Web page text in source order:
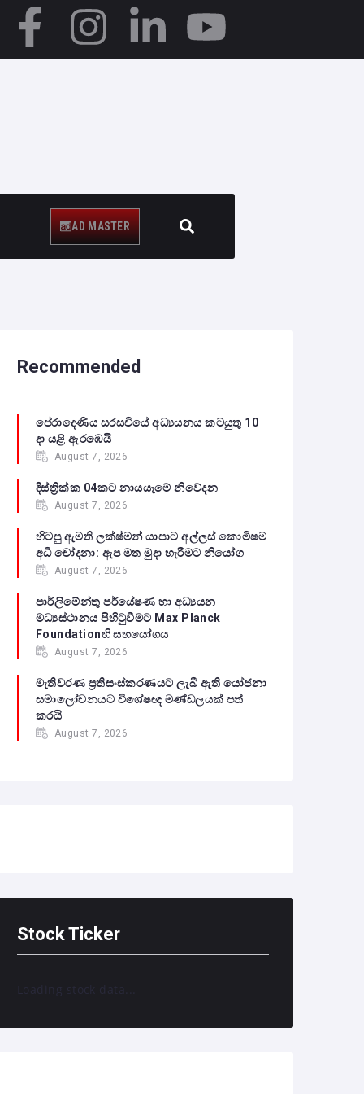
AD MASTER
Recommended
පේරාදෙණිය සරසවියේ අධ්‍යයනය කටයුතු 10
දා යළි ඇරඹෙයි
August 7, 2026
දිස්ත්‍රික්ක 04කට නායයෑමේ නිවේදන
August 7, 2026
හිටපු ඇමති ලක්ෂ්මන් යාපාට අල්ලස් කොමිෂම
අධි චෝදනා: ඇප මත මුදා හැරීමට නියෝග
August 7, 2026
පාර්ලිමේන්තු පර්යේෂණ හා අධ්‍යයන
මධ්‍යස්ථානය පිහිටුවීමට Max Planck
Foundationහි සහයෝගය
August 7, 2026
මැතිවරණ ප්‍රතිසංස්කරණයට ලැබී ඇති යෝජනා
සමාලෝචනයට විශේෂඥ මණ්ඩලයක් පත්
කරයි
August 7, 2026
Stock Ticker
Loading stock data...